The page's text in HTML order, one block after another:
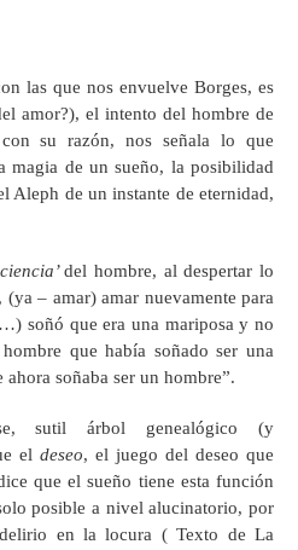
las que nos envuelve Borges, es
amor?), el intento del hombre de
su razón, nos señala lo que
magia de un sueño, la posibilidad
Aleph de un instante de eternidad,
del hombre, al despertar lo
(ya – amar) amar nuevamente para
soñó que era una mariposa y no
que había soñado ser una
soñaba ser un hombre”.
sutil árbol genealógico (y
el deseo, el juego del deseo que
que el sueño tiene esta función
posible a nivel alucinatorio, por
en la locura ( Texto de La